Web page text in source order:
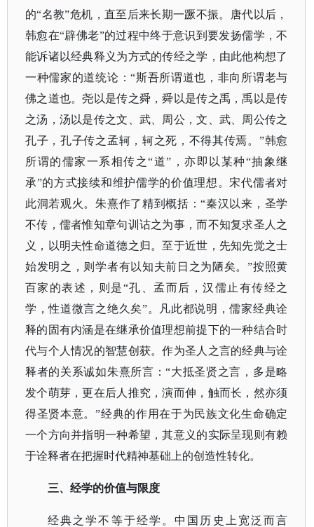
的“名教”危机，直至后来长期一蹶不振。唐代以后，
韩愈在“辟佛老”的过程中终于意识到要发扬儒学，不
能诉诸以经典释义为方式的传经之学，由此他构想了
一种儒家的道统论：“斯吾所谓道也，非向所谓老与
佛之道也。尧以是传之舜，舜以是传之禹，禹以是传
之汤，汤以是传之文、武、周公，文、武、周公传之
孔子，孔子传之孟轲，轲之死，不得其传焉。”韩愈
所谓的儒家一系相传之“道”，亦即以某种“抽象继
承”的方式接续和维护儒学的价值理想。宋代儒者对
此洞若观火。朱熹作了精到概括：“秦汉以来，圣学
不传，儒者惟知章句训诂之为事，而不知复求圣人之
义，以明夫性命道德之归。至于近世，先知先觉之士
始发明之，则学者有以知夫前日之为陋矣。”按照黄
百家的表述，则是“孔、孟而后，汉儒止有传经之
学，性道微言之绝久矣”。凡此都说明，儒家经典诠
释的固有内涵是在继承价值理想前提下的一种结合时
代与个人情况的智慧创获。作为圣人之言的经典与诠
释者的关系诚如朱熹所言：“大抵圣贤之言，多是略
发个萌芽，更在后人推究，演而伸，触而长，然亦须
得圣贤本意。”经典的作用在于为民族文化生命确定
一个方向并指明一种希望，其意义的实际呈现则有赖
于诠释者在把握时代精神基础上的创造性转化。
三、经学的价值与限度
经典之学不等于经学。中国历史上宽泛而言